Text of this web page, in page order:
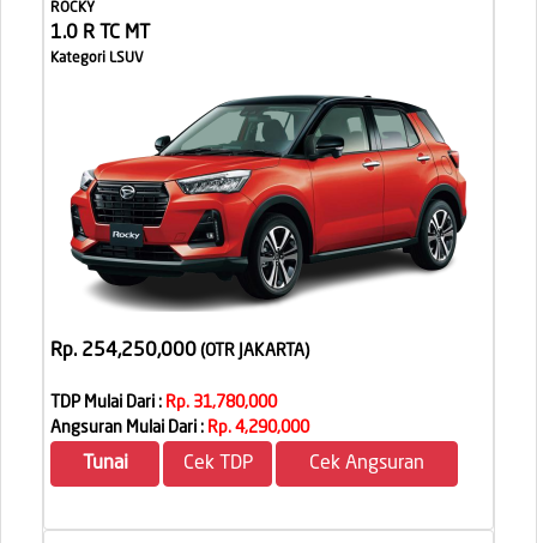
ROCKY
1.0 R TC MT
Kategori LSUV
Rp. 254,250,000 (OTR JAKARTA)
TDP Mulai Dari : Rp. 31,780,000
Angsuran Mulai Dari : Rp. 4,290,000
Tunai Cek TDP Cek Angsuran